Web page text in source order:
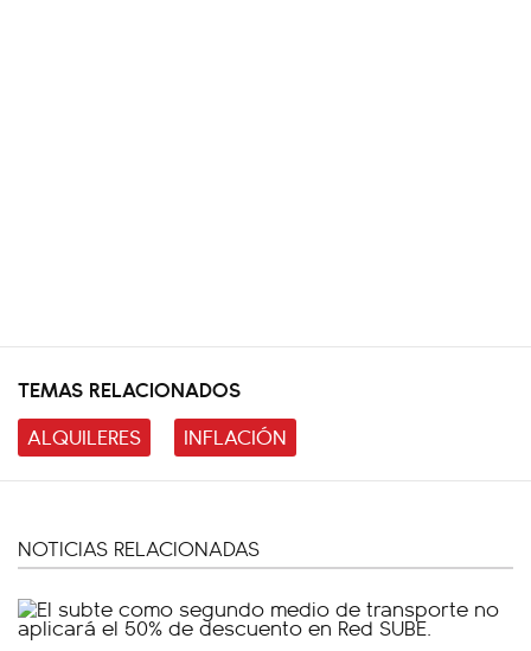
TEMAS RELACIONADOS
ALQUILERES
INFLACIÓN
NOTICIAS RELACIONADAS